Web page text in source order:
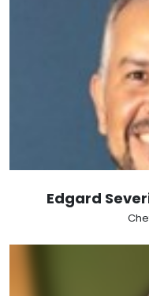
Edgard